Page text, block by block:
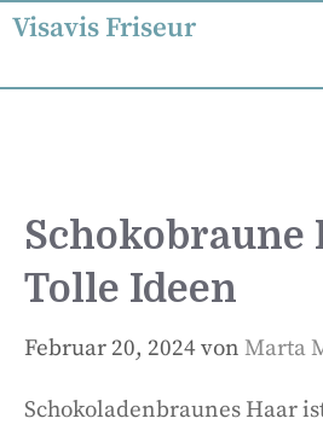
Visavis Friseur
Schokobraune
Tolle Ideen
Februar 20, 2024von Marta
Schokoladenbraunes Haar